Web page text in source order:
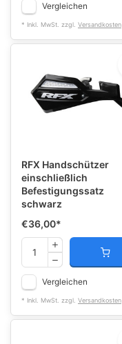
Vergleichen
* Inkl. MwSt. zzgl. Versandkosten
RFX Handschützer
einschließlich
Befestigungssatz
schwarz
€36,00*
Vergleichen
* Inkl. MwSt. zzgl. Versandkosten